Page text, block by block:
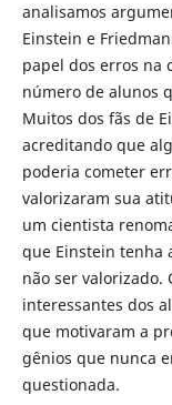
analisamos
Einstein e
papel dos erros na
número de alunos
Muitos dos fãs de
acreditando que
poderia cometer
valorizaram sua
um cientista
que Einstein tenha
não ser valorizado.
interessantes dos
que motivaram a
gênios que nunca
questionada.